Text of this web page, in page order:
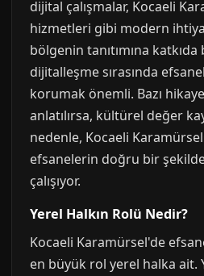
dijital çalışmalar, Kocaeli
hizmetleri gibi modern
bölgenin tanıtımına
dijitalleşme sırasında
korumak önemli. Bazı
anlatılırsa, kültürel değer
nedenle, Kocaeli
efsanelerin doğru bir
çalışıyor.
Yerel Halkın Rolü Nedir?
Kocaeli Karamürsel'de
en büyük rol yerel halka ait.